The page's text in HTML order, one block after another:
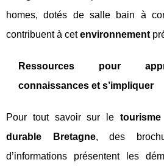
homes, dotés de salle bain à
contribuent à cetenvironnement
Ressources pour
connaissances et s’impliquer
Pour tout savoir sur le
durable Bretagne, des
d’informations présentent les